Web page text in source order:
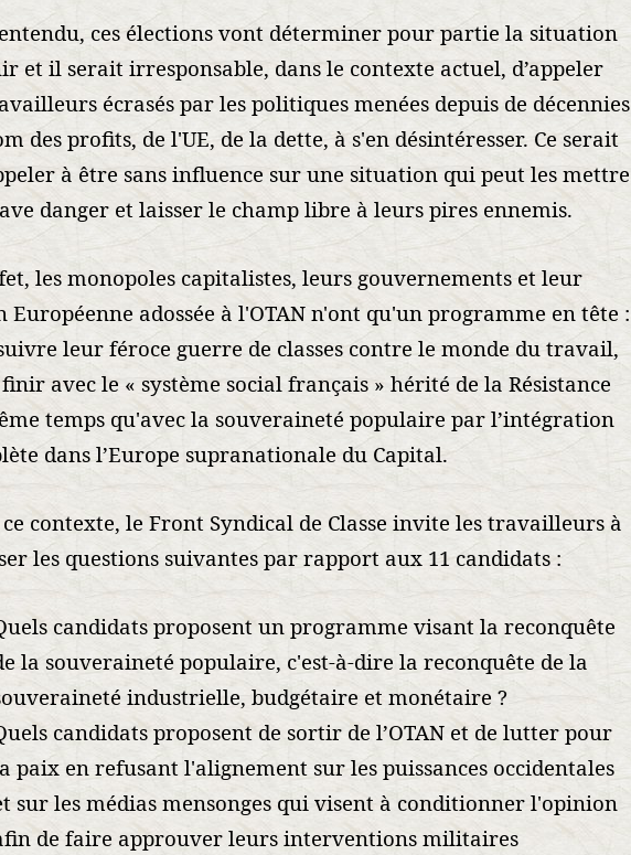
ces élections vont déterminer pour partie la situation
et il serait irresponsable, dans le contexte actuel, d’appeler
écrasés par les politiques menées depuis de décennies
des profits, de l'UE, de la dette, à s'en désintéresser. Ce serait
à être sans influence sur une situation qui peut les mettre
danger et laisser le champ libre à leurs pires ennemis.
les monopoles capitalistes, leurs gouvernements et leur
Européenne adossée à l'OTAN n'ont qu'un programme en tête :
leur féroce guerre de classes contre le monde du travail,
avec le « système social français » hérité de la Résistance
temps qu'avec la souveraineté populaire par l’intégration
dans l’Europe supranationale du Capital.
contexte, le Front Syndical de Classe invite les travailleurs à
les questions suivantes par rapport aux 11 candidats :
candidats proposent un programme visant la reconquête
la souveraineté populaire, c'est-à-dire la reconquête de la
industrielle, budgétaire et monétaire ?
candidats proposent de sortir de l’OTAN et de lutter pour
paix en refusant l'alignement sur les puissances occidentales
sur les médias mensonges qui visent à conditionner l'opinion
de faire approuver leurs interventions militaires